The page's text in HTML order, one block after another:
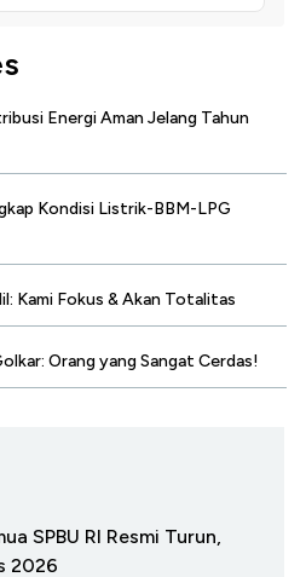
Energi Aman Jelang Tahun
Kondisi Listrik-BBM-LPG
Kami Fokus & Akan Totalitas
Orang yang Sangat Cerdas!
SPBU RI Resmi Turun,
2026